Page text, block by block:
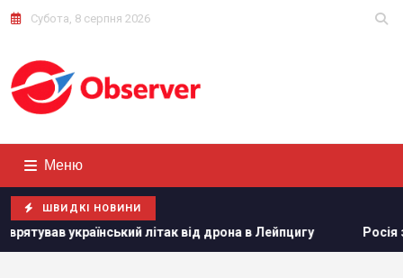
Субота, 8 серпня 2026
Меню
ШВИДКІ НОВИНИ
літак від дрона в Лейпцигу Росія знайшла слабке